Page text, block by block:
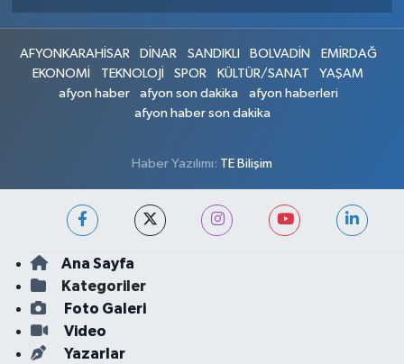
AFYONKARAHİSAR DİNAR SANDIKLI BOLVADİN
EMİRDAĞ
EKONOMİ
TEKNOLOJİ SPOR KÜLTÜR/SANAT
YAŞAM
afyon haber
afyon son dakika
afyon haberleri
afyon haber son dakika
Haber Yazılımı: TE Bilişim
Ana Sayfa
Kategoriler
Foto Galeri
Video
Yazarlar